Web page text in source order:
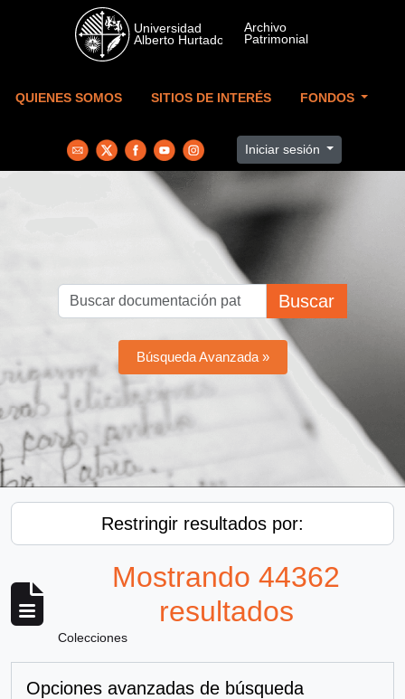
Skip to main content
QUIENES SOMOS SITIOS DE INTERÉS FONDOS
Iniciar sesión
Buscar
Búsqueda Avanzada »
Restringir resultados por:
Mostrando 44362
resultados
Colecciones
Opciones avanzadas de búsqueda